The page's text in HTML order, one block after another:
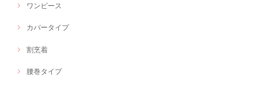
ワンピース
カバータイプ
割烹着
腰巻タイプ